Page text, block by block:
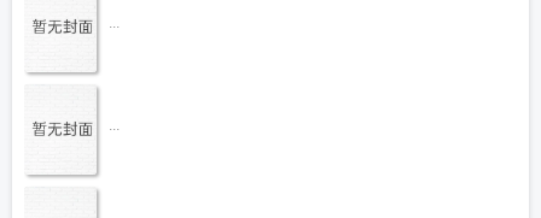
...
...